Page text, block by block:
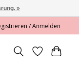
/ Anmelden
»